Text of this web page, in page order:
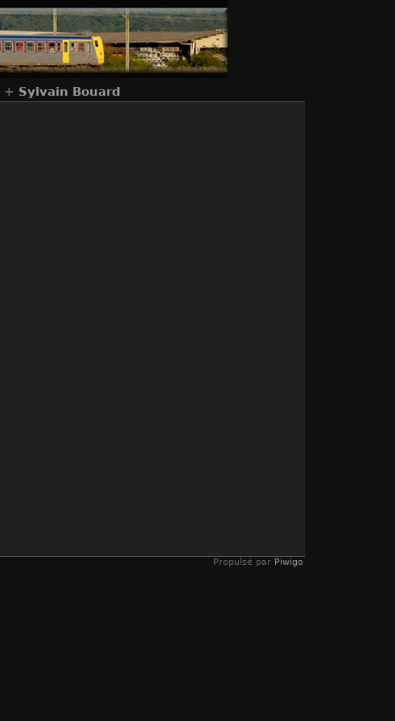
+ Sylvain Bouard
Propulsé par Piwigo